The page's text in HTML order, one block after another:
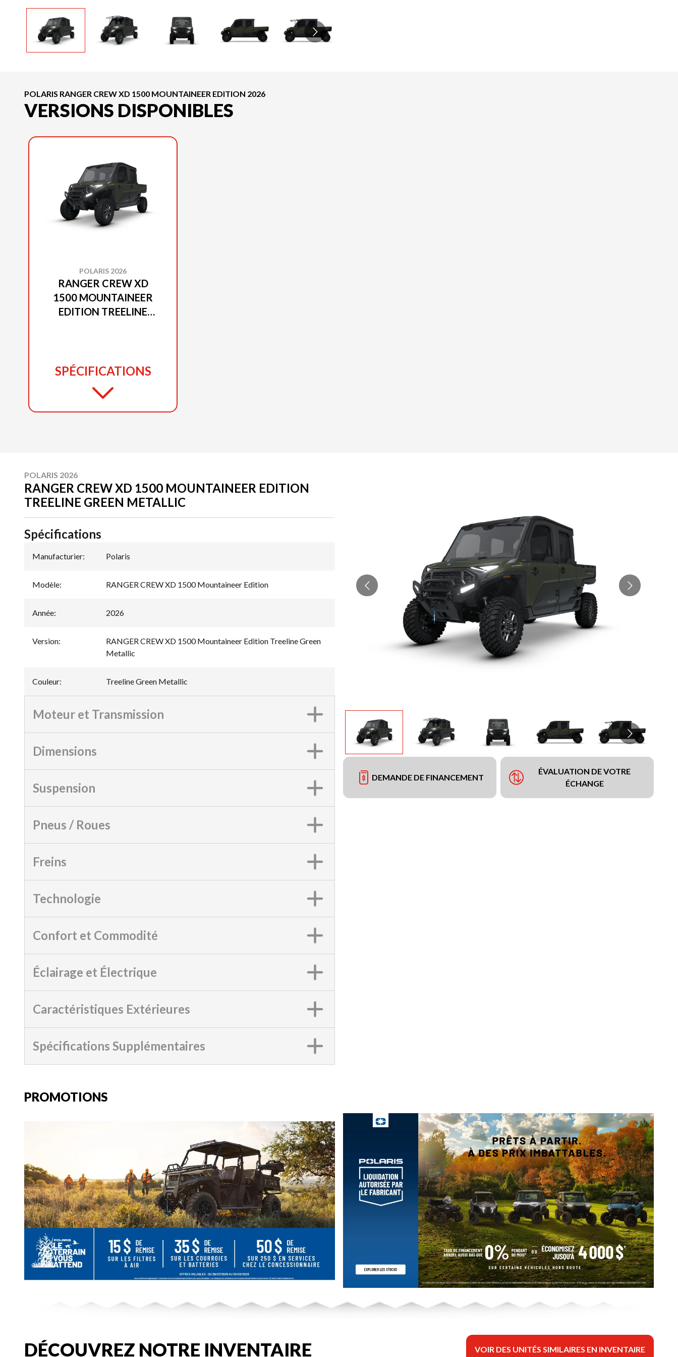
POLARIS RANGER CREW XD 1500 MOUNTAINEER EDITION 2026
VERSIONS DISPONIBLES
POLARIS 2026
RANGER CREW XD
1500 MOUNTAINEER
EDITION TREELINE
SPÉCIFICATIONS
POLARIS 2026
RANGER CREW XD 1500 MOUNTAINEER EDITION
TREELINE GREEN METALLIC
DEMANDE DE FINANCEMENT
ÉVALUATION DE VOTRE
ÉCHANGE
Spécifications
Manufacturier: Polaris
Modèle: RANGER CREW XD 1500 Mountaineer Edition
Année: 2026
Version:
RANGER CREW XD 1500 Mountaineer Edition Treeline Green
Metallic
Couleur: Treeline Green Metallic
Moteur et Transmission
Dimensions
Suspension
Pneus / Roues
Freins
Technologie
Confort et Commodité
Éclairage et Électrique
Caractéristiques Extérieures
Spécifications Supplémentaires
PROMOTIONS
DÉCOUVREZ NOTRE INVENTAIRE VOIR DES UNITÉS SIMILAIRES EN INVENTAIRE